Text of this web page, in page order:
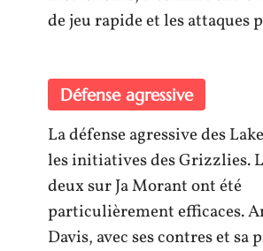
de jeu rapide et les attaques
Défense agressive
La défense agressive des
les initiatives des Grizzlies.
deux sur Ja Morant ont été
particulièrement efficaces.
Davis, avec ses contres et sa